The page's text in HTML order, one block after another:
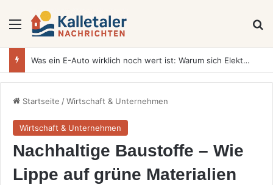
Menü
Was ein E-Auto wirklich noch wert ist: Warum sich Elektrofahrzeuge bei der Wertermittlung anders verhalten als Verbrenner
Startseite /Wirtschaft & Unternehmen
Wirtschaft & Unternehmen
Nachhaltige Baustoffe – Wie
Lippe auf grüne Materialien